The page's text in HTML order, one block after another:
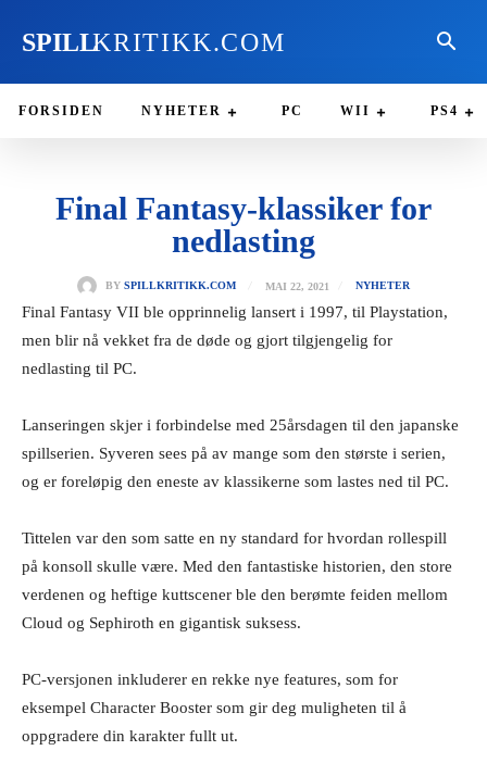
SPILLKRITIKK.COM
FORSIDEN NYHETER PC WII PS4
Final Fantasy-klassiker for
nedlasting
BY SPILLKRITIKK.COM MAI 22, 2021 NYHETER
Final Fantasy VII ble opprinnelig lansert i 1997, til Playstation,
men blir nå vekket fra de døde og gjort tilgjengelig for
nedlasting til PC.
Lanseringen skjer i forbindelse med 25årsdagen til den japanske
spillserien. Syveren sees på av mange som den største i serien,
og er foreløpig den eneste av klassikerne som lastes ned til PC.
Tittelen var den som satte en ny standard for hvordan rollespill
på konsoll skulle være. Med den fantastiske historien, den store
verdenen og heftige kuttscener ble den berømte feiden mellom
Cloud og Sephiroth en gigantisk suksess.
PC-versjonen inkluderer en rekke nye features, som for
eksempel Character Booster som gir deg muligheten til å
oppgradere din karakter fullt ut.